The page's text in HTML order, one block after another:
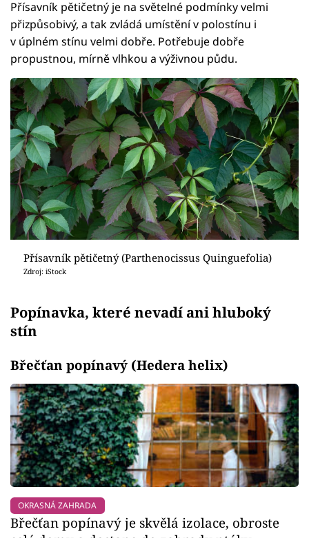
Přísavník pětičetný je na světelné podmínky velmi
přizpůsobivý, a tak zvládá umístění v polostínu i
v úplném stínu velmi dobře. Potřebuje dobře
propustnou, mírně vlhkou a výživnou půdu.
Přísavník pětičetný (Parthenocissus Quinguefolia)
Zdroj: iStock
Popínavka, které nevadí ani hluboký
stín
Břečťan popínavý (Hedera helix)
OKRASNÁ ZAHRADA
Břečťan popínavý je skvělá izolace, obroste